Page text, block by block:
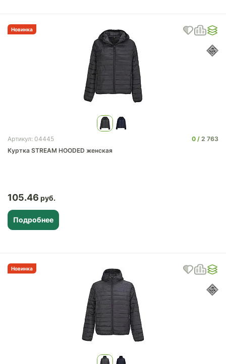
Новинка
Артикул: 04445 0
2 763
Куртка STREAM HOODED женская
105.46
Подробнее
Новинка